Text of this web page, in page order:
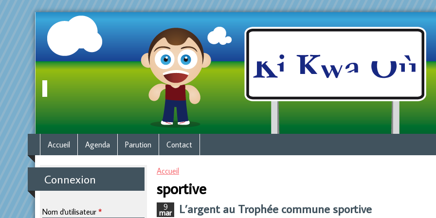
Vous êtes ici
Accueil
sportive
9
mar L’argent au Trophée commune sportive
M
e
n
Accueil Agenda Parution Contact
Connexion
Nom d'utilisateur *